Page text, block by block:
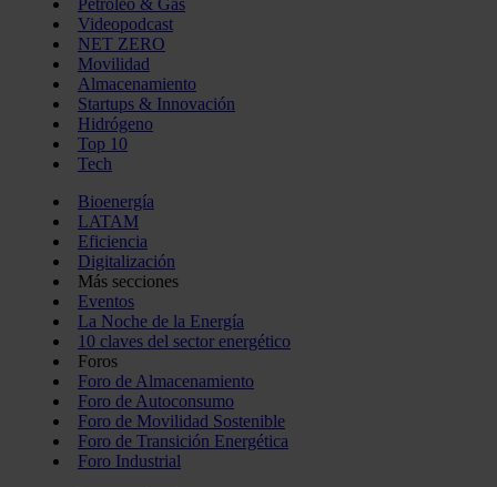
Petróleo & Gas
Videopodcast
NET ZERO
Movilidad
Almacenamiento
Startups & Innovación
Hidrógeno
Top 10
Tech
Bioenergía
LATAM
Eficiencia
Digitalización
Más secciones
Eventos
La Noche de la Energía
10 claves del sector energético
Foros
Foro de Almacenamiento
Foro de Autoconsumo
Foro de Movilidad Sostenible
Foro de Transición Energética
Foro Industrial